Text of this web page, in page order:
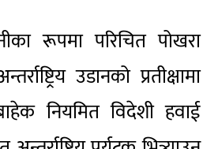
रूपमा परिचित पोखरा
उडानको प्रतीक्षामा
नियमित विदेशी हवाई